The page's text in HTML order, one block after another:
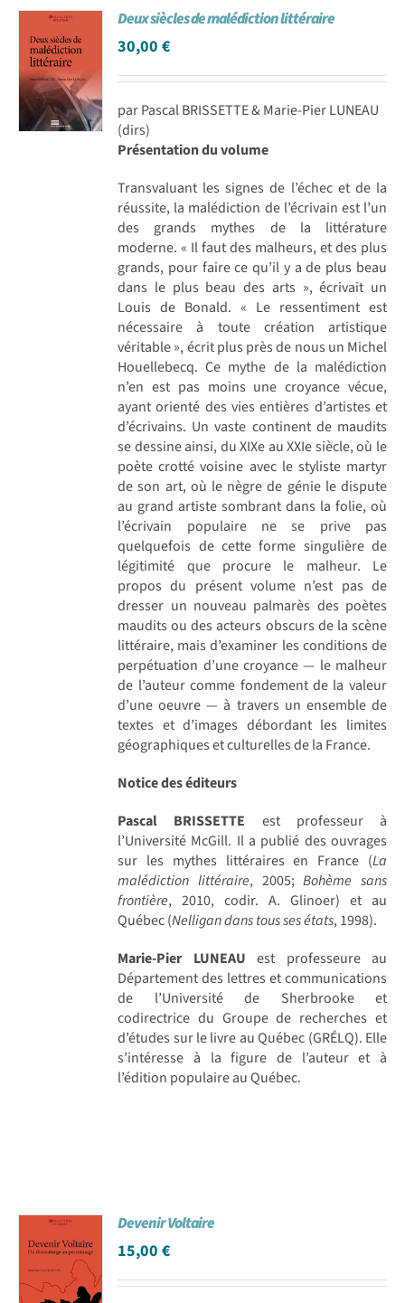
Achat en ligne
Panier WooCommerce
Deux siècles de malédiction littéraire
30,00€
par Pascal BRISSETTE & Marie-Pier LUNEAU
(dirs)
Présentation du volume
Transvaluant les signes de l’échec et de la
réussite, la malédiction de l’écrivain est l’un
des grands mythes de la littérature
moderne. « Il faut des malheurs, et des plus
grands, pour faire ce qu’il y a de plus beau
dans le plus beau des arts », écrivait un
Louis de Bonald. « Le ressentiment est
nécessaire à toute création artistique
véritable », écrit plus près de nous un Michel
Houellebecq. Ce mythe de la malédiction
n’en est pas moins une croyance vécue,
ayant orienté des vies entières d’artistes et
d’écrivains. Un vaste continent de maudits
se dessine ainsi, du XIXe au XXIe siècle, où le
poète crotté voisine avec le styliste martyr
de son art, où le nègre de génie le dispute
au grand artiste sombrant dans la folie, où
l’écrivain populaire ne se prive pas
quelquefois de cette forme singulière de
légitimité que procure le malheur. Le
propos du présent volume n’est pas de
dresser un nouveau palmarès des poètes
maudits ou des acteurs obscurs de la scène
littéraire, mais d’examiner les conditions de
perpétuation d’une croyance — le malheur
de l’auteur comme fondement de la valeur
d’une oeuvre — à travers un ensemble de
textes et d’images débordant les limites
géographiques et culturelles de la France.
Notice des éditeurs
Pascal BRISSETTE est professeur à
l’Université McGill. Il a publié des ouvrages
sur les mythes littéraires en France (La
malédiction littéraire, 2005;Bohème sans
frontière, 2010, codir. A. Glinoer) et au
Québec (Nelligan dans tous ses états, 1998).
Marie-Pier LUNEAU est professeure au
Département des lettres et communications
de l’Université de Sherbrooke et
codirectrice du Groupe de recherches et
d’études sur le livre au Québec (GRÉLQ). Elle
s’intéresse à la figure de l’auteur et à
l’édition populaire au Québec.
Devenir Voltaire
15,00€